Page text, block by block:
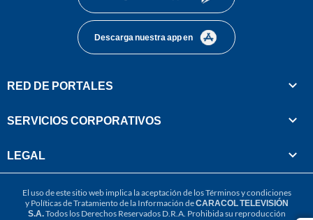
Descarga nuestra app en
RED DE PORTALES
SERVICIOS CORPORATIVOS
LEGAL
El uso de este sitio web implica la aceptación de losTérminos y condiciones
y Políticas de Tratamiento de la Información deCARACOL TELEVISIÓN
S.A.Todos los Derechos Reservados D.R.A. Prohibida su reproducción